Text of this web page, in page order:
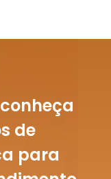
de
para